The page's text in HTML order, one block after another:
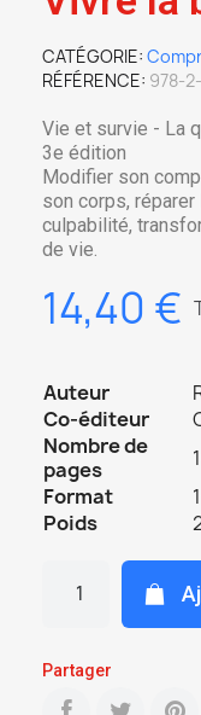
CATÉGORIE
RÉFÉRENCE 978-
Vie et survie - La
3e édition
Modifier son
son corps,
culpabilité,
de vie.
14,40 €
Auteur
Co-éditeur
Nombre de
pages
Format
Poids
Partager